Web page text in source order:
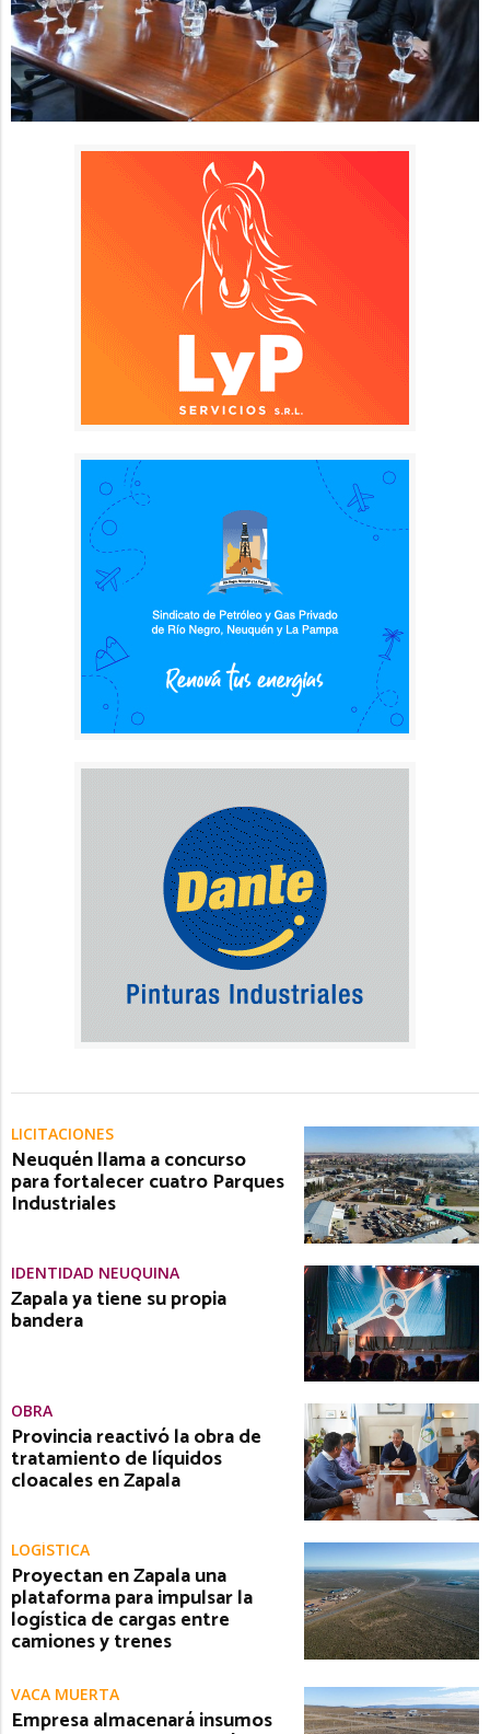
LICITACIONES
Neuquén llama a concurso
para fortalecer cuatro Parques
Industriales
IDENTIDAD NEUQUINA
Zapala ya tiene su propia
bandera
OBRA
Provincia reactivó la obra de
tratamiento de líquidos
cloacales en Zapala
LOGÍSTICA
Proyectan en Zapala una
plataforma para impulsar la
logística de cargas entre
camiones y trenes
VACA MUERTA
Empresa almacenará insumos